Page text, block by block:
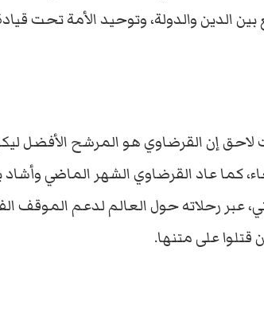
الدين والدولة، وتوحيد الأمة تحت
لاحق إن القرضاوي هو المرشح الأفضل
كما عاد القرضاوي الشهر الماضي
عبر رحلاته حول العالم لدعم الموقف
قتلوا على متنها.